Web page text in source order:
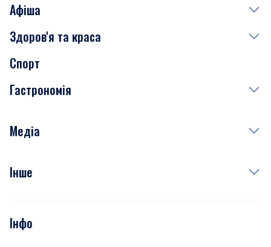
Афіша
Сьогодні
Завтра
Субота
Здоров'я та краса
Медицина
Краса
Спорт
Гастрономія
Рецепти
Медіа
Фото
Подкасти
Інше
Тести
Інфо